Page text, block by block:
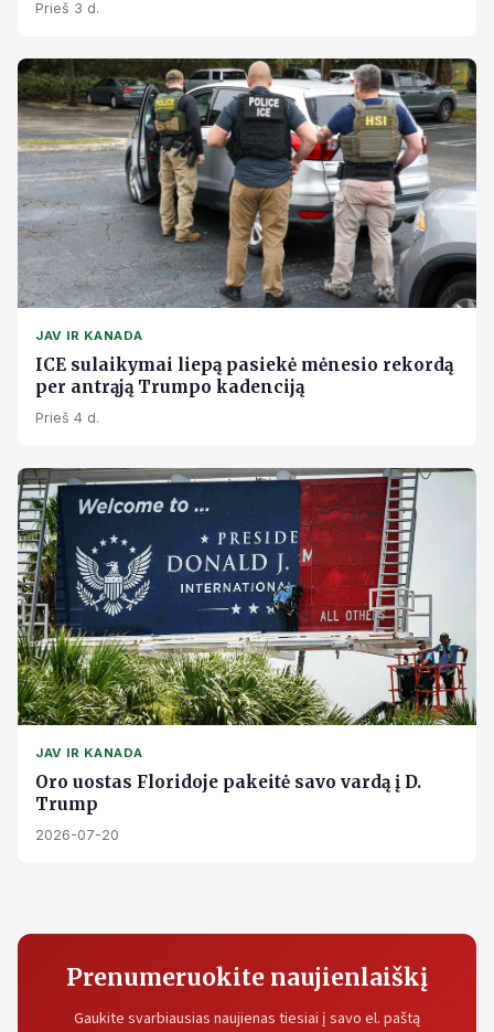
Prieš 3 d.
JAV IR KANADA
ICE sulaikymai liepą pasiekė mėnesio rekordą
per antrąją Trumpo kadenciją
Prieš 4 d.
JAV IR KANADA
Oro uostas Floridoje pakeitė savo vardą į D.
Trump
2026-07-20
Prenumeruokite naujienlaiškį
Gaukite svarbiausias naujienas tiesiai į savo el. paštą